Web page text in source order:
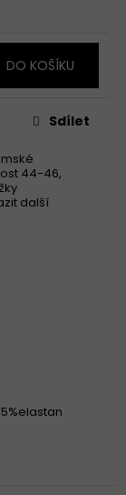
DO KOŠÍKU
44-46,
další
Sdílet